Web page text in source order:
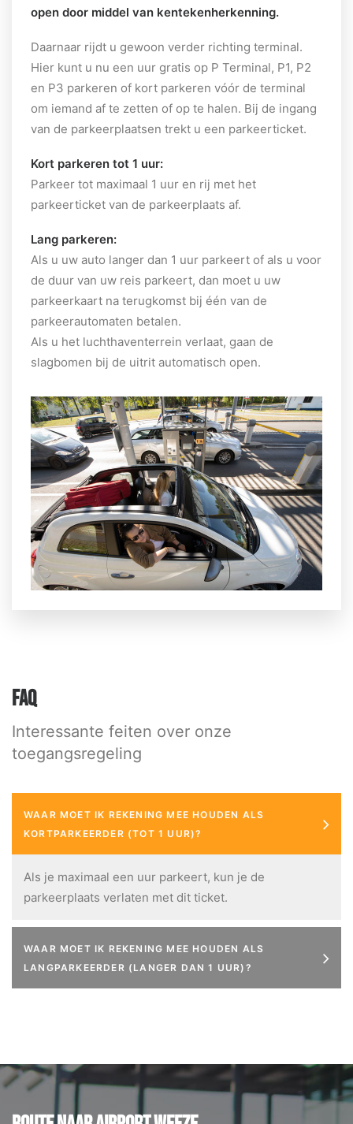
open door middel van kentekenherkenning.
Daarnaar rijdt u gewoon verder richting terminal.
Hier kunt u nu een uur gratis op P Terminal, P1, P2
en P3 parkeren of kort parkeren vóór de terminal
om iemand af te zetten of op te halen. Bij de ingang
van de parkeerplaatsen trekt u een parkeerticket.
Kort parkeren tot 1 uur:
Parkeer tot maximaal 1 uur en rij met het
parkeerticket van de parkeerplaats af.
Lang parkeren:
Als u uw auto langer dan 1 uur parkeert of als u voor
de duur van uw reis parkeert, dan moet u uw
parkeerkaart na terugkomst bij één van de
parkeerautomaten betalen.
Als u het luchthaventerrein verlaat, gaan de
slagbomen bij de uitrit automatisch open.
FAQ
Interessante feiten over onze
toegangsregeling
WAAR MOET IK REKENING MEE HOUDEN ALS
KORTPARKEERDER (TOT 1 UUR)?
Als je maximaal een uur parkeert, kun je de
parkeerplaats verlaten met dit ticket.
WAAR MOET IK REKENING MEE HOUDEN ALS
LANGPARKEERDER (LANGER DAN 1 UUR)?